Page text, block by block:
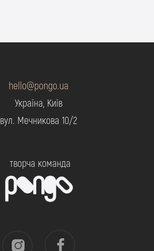
hello@pongo.ua
Україна, Київ
вул. Мечникова 10/2
творча команда